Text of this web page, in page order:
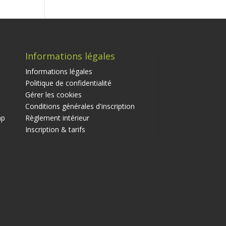
Informations légales
Informations légales
Politique de confidentialité
Gérer les cookies
Conditions générales d'inscription
Règlement intérieur
Inscription & tarifs